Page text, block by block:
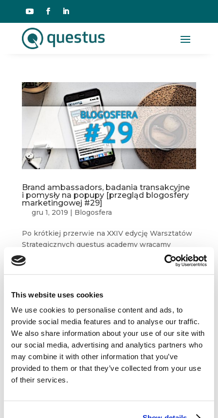
This website uses cookies
We use cookies to personalise content and ads, to
provide social media features and to analyse our traffic.
We also share information about your use of our site with
our social media, advertising and analytics partners who
may combine it with other information that you’ve
provided to them or that they’ve collected from your use
of their services.
Brand ambassadors, badania transakcyjne
i pomysły na popupy [przegląd blogosfery
marketingowej #29]
gru 1, 2019 | Blogosfera
Po krótkiej przerwie na XXIV edycję Warsztatów
Strategicznych questus academy wracamy
z kolejnym przeglądem marketingowej
i biznesowej blogosfery. W tym tygodniu
Dane kontaktowe
questus